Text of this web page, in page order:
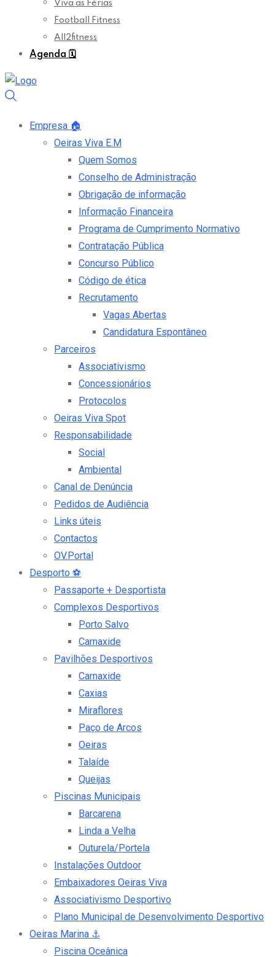
Viva as Férias
Football Fitness
All2fitness
Agenda 🗓️
Empresa 🏠
Oeiras Viva E.M
Quem Somos
Conselho de Administração
Obrigação de informação
Informação Financeira
Programa de Cumprimento Normativo
Contratação Pública
Concurso Público
Código de ética
Recrutamento
Vagas Abertas
Candidatura Espontâneo
Parceiros
Associativismo
Concessionários
Protocolos
Oeiras Viva Spot
Responsabilidade
Social
Ambiental
Canal de Denúncia
Pedidos de Audiência
Links úteis
Contactos
OV.Portal
Desporto ⚽
Passaporte + Desportista
Complexos Desportivos
Porto Salvo
Carnaxide
Pavilhões Desportivos
Carnaxide
Caxias
Miraflores
Paço de Arcos
Oeiras
Talaíde
Queijas
Piscinas Municipais
Barcarena
Linda a Velha
Outurela/Portela
Instalações Outdoor
Embaixadores Oeiras Viva
Associativismo Desportivo
Plano Municipal de Desenvolvimento Desportivo
Oeiras Marina ⚓
Piscina Oceânica